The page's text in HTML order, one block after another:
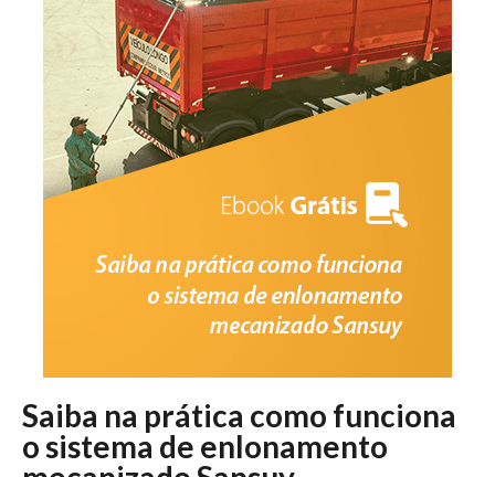
Saiba na prática como funciona
o sistema de enlonamento